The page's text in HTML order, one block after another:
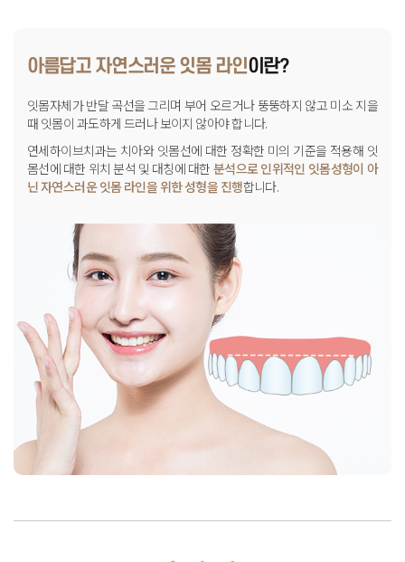
아름답고 자연스러운 잇몸 라인이란?
잇몸자체가 반달 곡선을 그리며 부어 오르거나 뚱뚱하지 않고 미소 지을
때 잇몸이 과도하게 드러나 보이지 않아야 합니다.
연세하이브치과는 치아와 잇몸선에 대한 정확한 미의 기준을 적용해 잇
몸선에 대한 위치 분석 및 대칭에 대한 분석으로 인위적인 잇몸성형이 아
닌 자연스러운 잇몸 라인을 위한성형을 진행합니다.